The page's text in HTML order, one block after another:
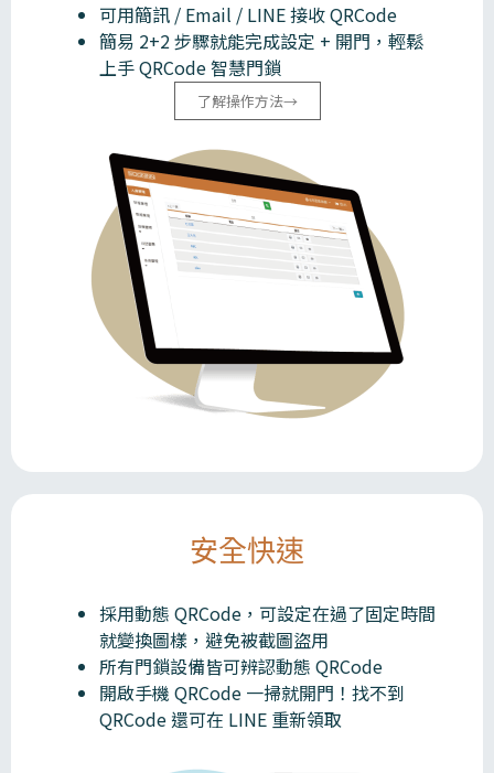
可用簡訊 / Email / LINE 接收 QRCode
簡易 2+2 步驟就能完成設定 + 開門，輕鬆
上手 QRCode 智慧門鎖
了解操作方法→
安全快速
採用動態 QRCode，可設定在過了固定時間
就變換圖樣，避免被截圖盜用
所有門鎖設備皆可辨認動態 QRCode
開啟手機 QRCode 一掃就開門！找不到
QRCode 還可在 LINE 重新領取